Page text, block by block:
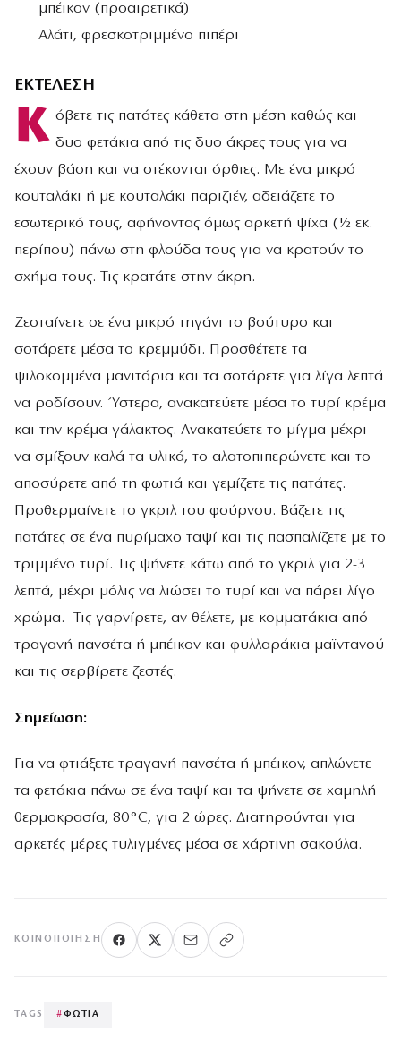
μπέικον (προαιρετικά)
Αλάτι, φρεσκοτριμμένο πιπέρι
ΕΚΤΕΛΕΣΗ
Κ όβετε τις πατάτες κάθετα στη μέση καθώς και
δυο φετάκια από τις δυο άκρες τους για να
έχουν βάση και να στέκονται όρθιες. Με ένα μικρό
κουταλάκι ή με κουταλάκι παριζιέν, αδειάζετε το
εσωτερικό τους, αφήνοντας όμως αρκετή ψίχα (½ εκ.
περίπου) πάνω στη φλούδα τους για να κρατούν το
σχήμα τους. Τις κρατάτε στην άκρη.
Ζεσταίνετε σε ένα μικρό τηγάνι το βούτυρο και
σοτάρετε μέσα το κρεμμύδι. Προσθέτετε τα
ψιλοκομμένα μανιτάρια και τα σοτάρετε για λίγα λεπτά
να ροδίσουν. Ύστερα, ανακατεύετε μέσα το τυρί κρέμα
και την κρέμα γάλακτος. Ανακατεύετε το μίγμα μέχρι
να σμίξουν καλά τα υλικά, το αλατοπιπερώνετε και το
αποσύρετε από τη φωτιά και γεμίζετε τις πατάτες.
Προθερμαίνετε το γκριλ του φούρνου. Βάζετε τις
πατάτες σε ένα πυρίμαχο ταψί και τις πασπαλίζετε με το
τριμμένο τυρί. Τις ψήνετε κάτω από το γκριλ για 2-3
λεπτά, μέχρι μόλις να λιώσει το τυρί και να πάρει λίγο
χρώμα. Τις γαρνίρετε, αν θέλετε, με κομματάκια από
τραγανή πανσέτα ή μπέικον και φυλλαράκια μαϊντανού
και τις σερβίρετε ζεστές.
Σημείωση:
Για να φτιάξετε τραγανή πανσέτα ή μπέικον, απλώνετε
τα φετάκια πάνω σε ένα ταψί και τα ψήνετε σε χαμηλή
θερμοκρασία, 80°C, για 2 ώρες. Διατηρούνται για
αρκετές μέρες τυλιγμένες μέσα σε χάρτινη σακούλα.
ΚΟΙΝΟΠΟΊΗΣΗ
TAGS #ΦΩΤΙΑ